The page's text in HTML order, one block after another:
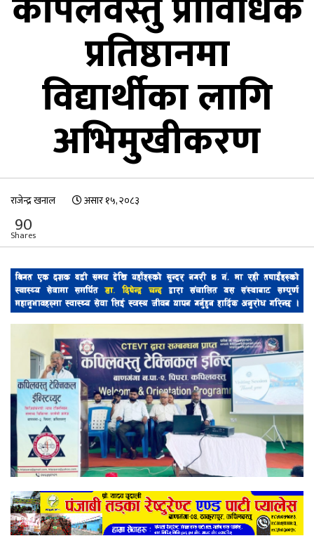
प्रतिष्ठानमा
विद्यार्थीका लागि
अभिमुखीकरण
राजेन्द्र खनाल असार १५, २०८३
90
Shares